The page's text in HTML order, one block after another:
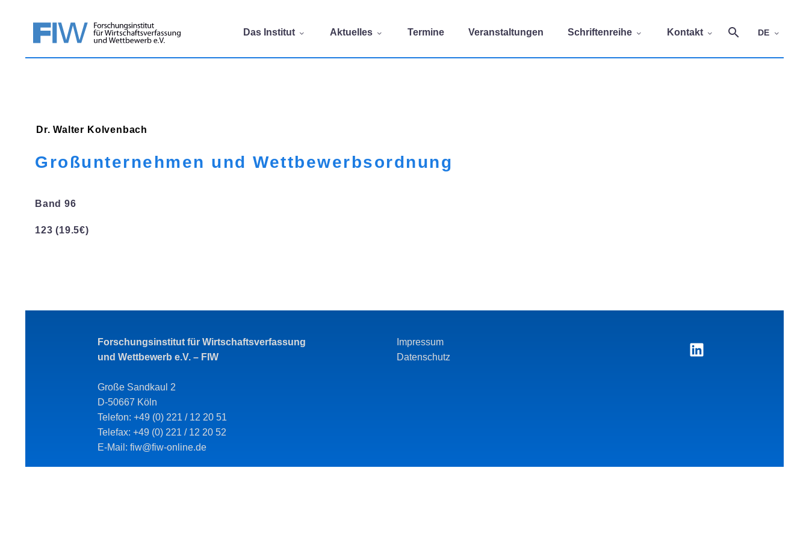
Das Institut Aktuelles Termine Veranstaltungen Schriftenreihe Kontakt DE
Dr. Walter Kolvenbach
Großunternehmen und Wettbewerbsordnung
Band 96
123 (19.5€)
Forschungsinstitut für Wirtschaftsverfassung
und Wettbewerb e.V. – FIW
Große Sandkaul 2
D-50667 Köln
Telefon: +49 (0) 221 / 12 20 51
Telefax: +49 (0) 221 / 12 20 52
E-Mail: fiw@fiw-online.de
Impressum
Datenschutz